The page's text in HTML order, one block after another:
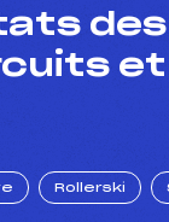
Rollerski